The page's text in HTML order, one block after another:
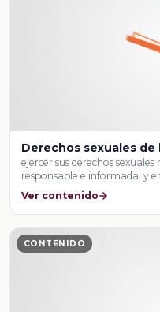
Derechos sexuales de
ejercer sus derechos
responsable e informada, y
Ver contenido
CONTENIDO